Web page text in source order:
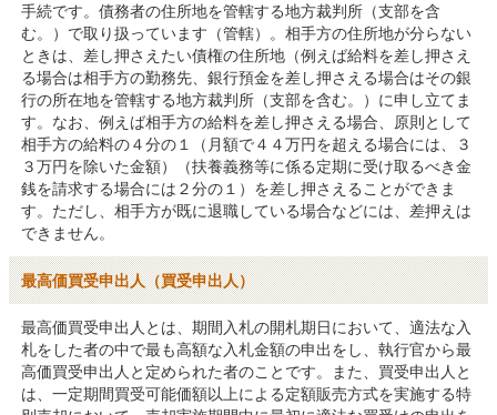
手続です。債務者の住所地を管轄する地方裁判所（支部を含
む。）で取り扱っています（管轄）。相手方の住所地が分らない
ときは、差し押さえたい債権の住所地（例えば給料を差し押さえ
る場合は相手方の勤務先、銀行預金を差し押さえる場合はその銀
行の所在地を管轄する地方裁判所（支部を含む。）に申し立てま
す。なお、例えば相手方の給料を差し押さえる場合、原則として
相手方の給料の４分の１（月額で４４万円を超える場合には、３
３万円を除いた金額）（扶養義務等に係る定期に受け取るべき金
銭を請求する場合には２分の１）を差し押さえることができま
す。ただし、相手方が既に退職している場合などには、差押えは
できません。
最高価買受申出人（買受申出人）
最高価買受申出人とは、期間入札の開札期日において、適法な入
札をした者の中で最も高額な入札金額の申出をし、執行官から最
高価買受申出人と定められた者のことです。また、買受申出人と
は、一定期間買受可能価額以上による定額販売方式を実施する特